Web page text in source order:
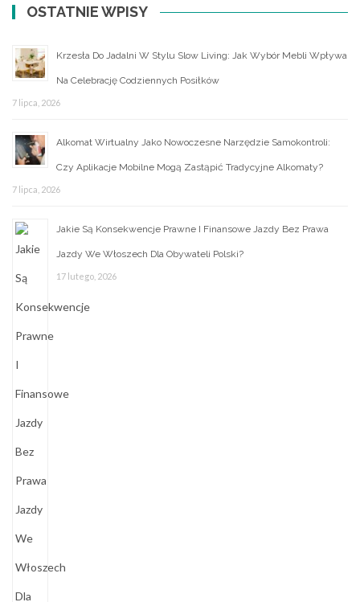
OSTATNIE WPISY
Krzesła Do Jadalni W Stylu Slow Living: Jak Wybór Mebli Wpływa
Na Celebrację Codziennych Posiłków
7 lipca, 2026
Alkomat Wirtualny Jako Nowoczesne Narzędzie Samokontroli:
Czy Aplikacje Mobilne Mogą Zastąpić Tradycyjne Alkomaty?
7 lipca, 2026
Jakie Są Konsekwencje Prawne I Finansowe Jazdy Bez Prawa
Jazdy We Włoszech Dla Obywateli Polski?
17 lutego, 2026